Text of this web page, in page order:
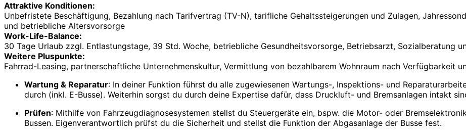
Attraktive Konditionen:
Unbefristete Beschäftigung, Bezahlung nach Tarifvertrag (TV-N), tarifliche Gehaltssteigerungen und Zulagen,
und betriebliche Altersvorsorge
Work-Life-Balance:
30 Tage Urlaub zzgl. Entlastungstage, 39 Std. Woche, betriebliche Gesundheitsvorsorge, Betriebsarzt, Sozialberatung
Weitere Pluspunkte:
Fahrrad-Leasing, partnerschaftliche Unternehmenskultur, Vermittlung von bezahlbarem Wohnraum nach Verfügbarkeit
Wartung & Reparatur: In deiner Funktion führst du alle zugewiesenen Wartungs-, Inspektions- und
durch (inkl. E-Busse). Weiterhin sorgst du durch deine Expertise dafür, dass Druckluft- und Bremsanlagen intakt
Prüfen: Mithilfe von Fahrzeugdiagnosesystemen stellst du Steuergeräte ein, bspw. die Motor- oder
Bussen. Eigenverantwortlich prüfst du die Sicherheit und stellst die Funktion der Abgasanlage der Busse fest.